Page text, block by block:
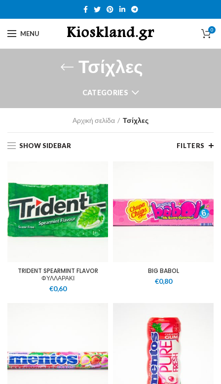
MENU 0
Τσίχλες
CATEGORIES
Αρχική σελίδα Τσίχλες
SHOW SIDEBAR FILTERS
TRIDENT SPEARMINT FLAVOR
ΦΥΛΛΑΡΑΚΙ
€0,60
BIG BABOL
€0,80